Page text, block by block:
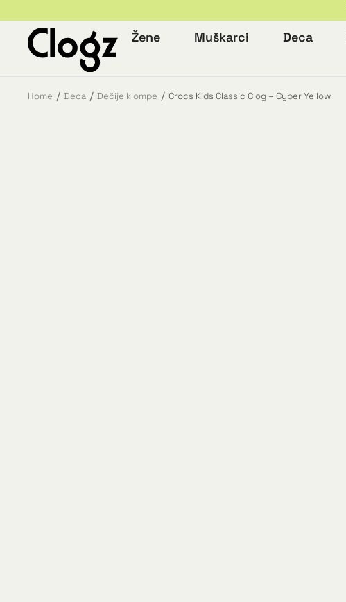
Žene Muškarci Deca
You are here:
Home Deca Dečije klompe Crocs Kids Classic Clog – Cyber Yellow